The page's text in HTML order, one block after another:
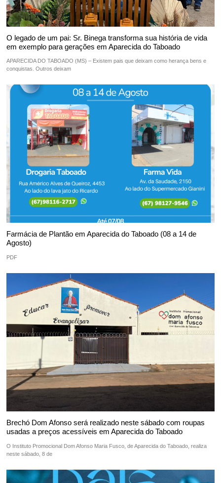
O legado de um pai: Sr. Binega transforma sua história de vida
em exemplo para gerações em Aparecida do Taboado
APARECIDA DO TABOADO (MS) – Existem pais que deixam como herança bens e
conquistas. Outros deixam
Farmácia de Plantão em Aparecida do Taboado (08 a 14 de
Agosto)
PDF
Brechó Dom Afonso será realizado neste sábado com roupas
usadas a preços acessíveis em Aparecida do Taboado
O Instituto Promocional Dom Afonso Maria Fusco, de Aparecida do Taboado, realiza
neste sábado, 8 de